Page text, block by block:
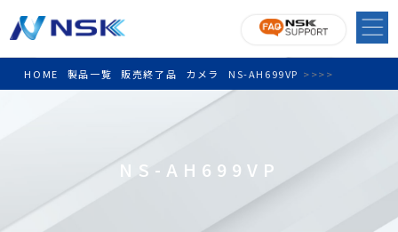
HOME >
製品一覧 >
販売終了品 >
カメラ >
NS-AH699VP
NS-AH699VP